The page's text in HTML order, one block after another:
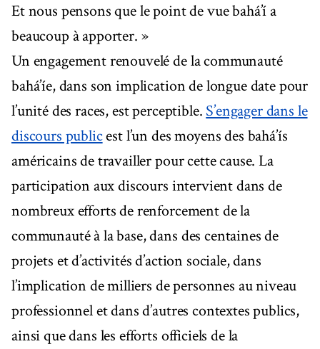
Et nous pensons que le point de vue bahá’í a
beaucoup à apporter. »
Un engagement renouvelé de la communauté
bahá’íe, dans son implication de longue date pour
l’unité des races, est perceptible. S’engager dans le
discours publicest l’un des moyens des bahá’ís
américains de travailler pour cette cause. La
participation aux discours intervient dans de
nombreux efforts de renforcement de la
communauté à la base, dans des centaines de
projets et d’activités d’action sociale, dans
l’implication de milliers de personnes au niveau
professionnel et dans d’autres contextes publics,
ainsi que dans les efforts officiels de la